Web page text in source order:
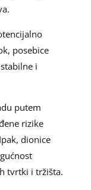
posebice
i
putem
rizike
dionice
tvrtki i tržišta.